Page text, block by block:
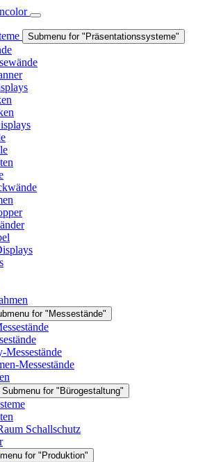
Submenu for "Präsentationssysteme"
for "Messestände"
Messestände
Messestände
Submenu for "Bürogestaltung"
Schallschutz
for "Produktion"